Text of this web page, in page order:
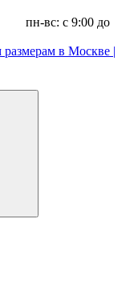
пн-вс: с 9:00 до